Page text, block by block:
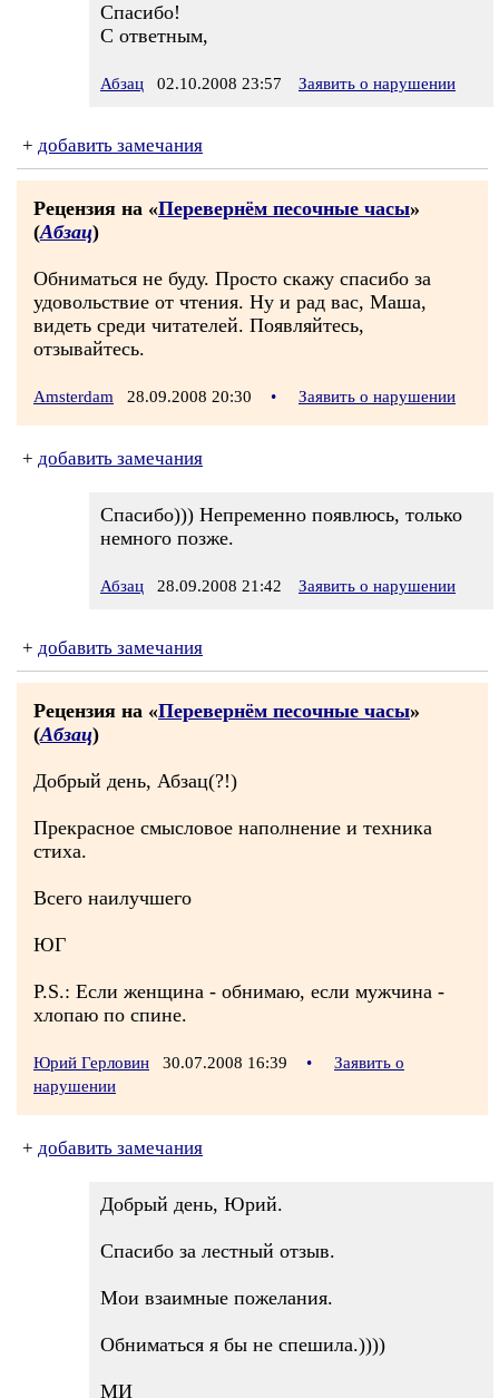
Спасибо!
С ответным,
Абзац 02.10.2008 23:57 Заявить о нарушении
+ добавить замечания
Рецензия на «Перевернём песочные часы»
(Абзац)
Обниматься не буду. Просто скажу спасибо за
удовольствие от чтения. Ну и рад вас, Маша,
видеть среди читателей. Появляйтесь,
отзывайтесь.
Amsterdam 28.09.2008 20:30 • Заявить о нарушении
+ добавить замечания
Спасибо))) Непременно появлюсь, только
немного позже.
Абзац 28.09.2008 21:42 Заявить о нарушении
+ добавить замечания
Рецензия на «Перевернём песочные часы»
(Абзац)
Добрый день, Абзац(?!)
Прекрасное смысловое наполнение и техника
стиха.
Всего наилучшего
ЮГ
P.S.: Если женщина - обнимаю, если мужчина -
хлопаю по спине.
Юрий Герловин 30.07.2008 16:39 •
Заявить о
нарушении
+ добавить замечания
Добрый день, Юрий.
Спасибо за лестный отзыв.
Мои взаимные пожелания.
Обниматься я бы не спешила.))))
МИ